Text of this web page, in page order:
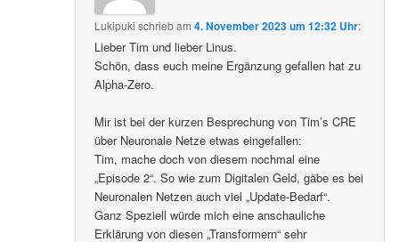
Lukipuki schriebam4. November 2023 um 12:32 Uhr:
Lieber Tim und lieber Linus.
Schön, dass euch meine Ergänzung gefallen hat zu
Alpha-Zero.
Mir ist bei der kurzen Besprechung von Tim’s CRE
über Neuronale Netze etwas eingefallen:
Tim, mache doch von diesem nochmal eine
„Episode 2“. So wie zum Digitalen Geld, gäbe es bei
Neuronalen Netzen auch viel „Update-Bedarf“.
Ganz Speziell würde mich eine anschauliche
Erklärung von diesen „Transformern“ sehr